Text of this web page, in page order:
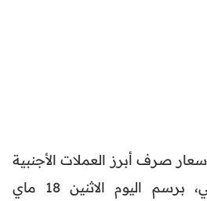
صرف أبرز العملات الأجنبية
مقابل الدرهم المغربي، برسم اليوم الاثنين 18 ماي